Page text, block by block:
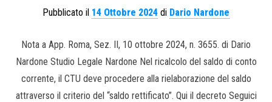
Pubblicato il 14 Ottobre 2024 di Dario Nardone
Nota a App. Roma, Sez. II, 10 ottobre 2024, n. 3655. di Dario
Nardone Studio Legale Nardone Nel ricalcolo del saldo di conto
corrente, il CTU deve procedere alla rielaborazione del saldo
attraverso il criterio del “saldo rettificato”. Qui il decreto Seguici